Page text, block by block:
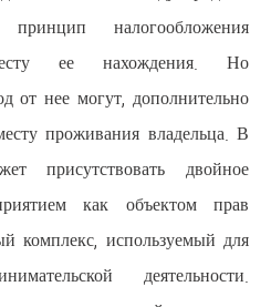
практике применяется
недвижимости по месту
недвижимость, как и доход от
облагаться налогами по месту
некоторых случаях может
налогообложение.
признается имущественный
осуществления